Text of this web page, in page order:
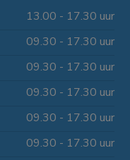
13.00 - 17.30 uur
09.30 - 17.30 uur
09.30 - 17.30 uur
09.30 - 17.30 uur
09.30 - 17.30 uur
09.30 - 17.30 uur